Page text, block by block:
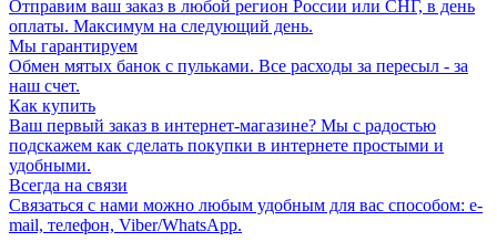
Отправим ваш заказ в любой регион России или СНГ, в день
оплаты. Максимум на следующий день.
Мы гарантируем
Обмен мятых банок с пульками. Все расходы за пересыл - за
наш счет.
Как купить
Ваш первый заказ в интернет-магазине? Мы с радостью
подскажем как сделать покупки в интернете простыми и
удобными.
Всегда на связи
Связаться с нами можно любым удобным для вас способом: e-
mail, телефон, Viber/WhatsApp.